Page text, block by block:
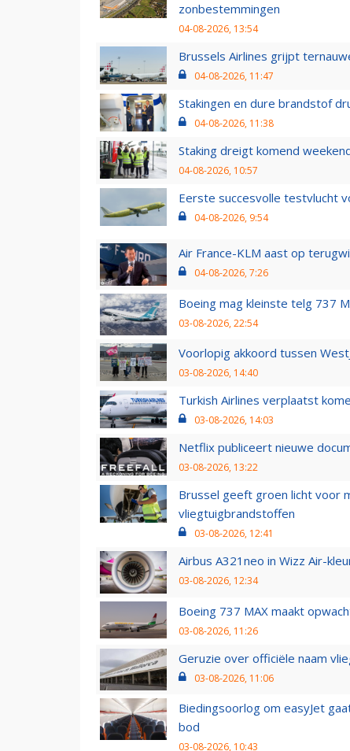
zonbestemmingen
04-08-2026, 13:54
Brussels Airlines grijpt
04-08-2026, 11:47
Stakingen en dure brandstof
04-08-2026, 11:38
Staking dreigt komend
04-08-2026, 10:57
Eerste succesvolle testvlucht
04-08-2026, 9:54
Air France-KLM aast op
04-08-2026, 7:26
Boeing mag kleinste telg 737
03-08-2026, 22:54
Voorlopig akkoord tussen
03-08-2026, 14:40
Turkish Airlines verplaatst
03-08-2026, 14:03
Netflix publiceert nieuwe
03-08-2026, 13:22
Brussel geeft groen licht voor
vliegtuigbrandstoffen
03-08-2026, 12:41
Airbus A321neo in Wizz Air-
03-08-2026, 12:34
Boeing 737 MAX maakt
03-08-2026, 11:26
Geruzie over officiële naam
03-08-2026, 11:06
Biedingsoorlog om easyJet
bod
03-08-2026, 10:43